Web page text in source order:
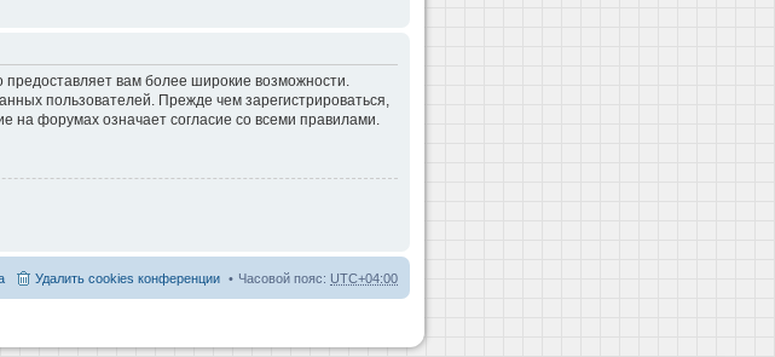
вам более широкие возможности.
пользователей. Прежде чем зарегистрироваться,
на форумах означает согласие со всеми правилами.
Часовой пояс: UTC+04:00
Удалить cookies конференции